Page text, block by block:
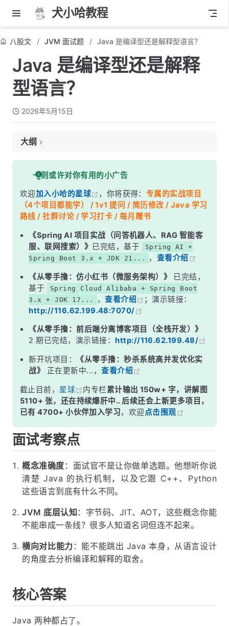
犬小哈教程
八股文 JVM 面试题 Java 是编译型还是解释型语言？
Java 是编译型还是解释
型语言？
2026年5月15日
大纲
面试考察点
核心答案
深度解析
一、从 .java 到机器码，中间发生了什么
二、JIT 编译，Java 性能翻盘的关键
三、AOT 编译，更新的玩法
常见面试变体
总结
一则或许对你有用的小广告
欢迎加入小哈的星球 ，你将获得： 专属的实战项目
（4个项目都能学） / 1v1 提问 / 简历修改 / Java 学习
路线 / 社群讨论 / 学习打卡 / 每月赠书
《Spring AI 项目实战（问答机器人、RAG 智能客
服、联网搜索）》 已完结，基于
Spring AI +
Spring Boot 3.x + JDK 21...
， 查看介绍
《从零手撸：仿小红书（微服务架构）》
已完结，
基于
Spring Cloud Alibaba + Spring Boot
3.x + JDK 17...
，查看介绍
；演示链接：
http://116.62.199.48:7070/
《从零手撸：前后端分离博客项目（全栈开发）》
2 期已完结，演示链接： http://116.62.199.48/
新开坑项目：
《从零手撸：秒杀系统高并发优化实
战》
正在更新中...，查看介绍
截止目前， 星球 内专栏累计输出 150w+ 字，讲解图
5110+ 张，还在持续爆肝中.. 后续还会上新更多项目，
已有 4700+ 小伙伴加入学习，欢迎点击围观
面试考察点
概念准确度 ：面试官不是让你做单选题。他想听你说
清楚 Java 的执行机制，以及它跟 C++、Python
这些语言到底有什么不同。
JVM 底层认知 ：字节码、JIT、AOT，这些概念你能
不能串成一条线？很多人知道名词但连不起来。
横向对比能力 ：能不能跳出 Java 本身，从语言设计
的角度去分析编译和解释的取舍。
核心答案
Java 两种都占了。